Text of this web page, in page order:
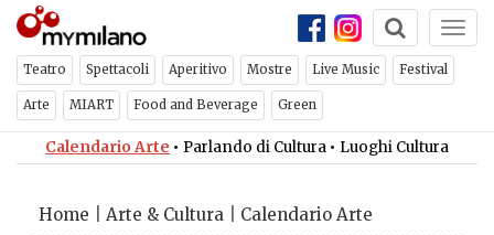
Teatro Spettacoli Aperitivo Mostre Live Music Festival
Arte MIART Food and Beverage Green
Calendario Arte • Parlando di Cultura • Luoghi Cultura
Home Arte & Cultura Calendario Arte